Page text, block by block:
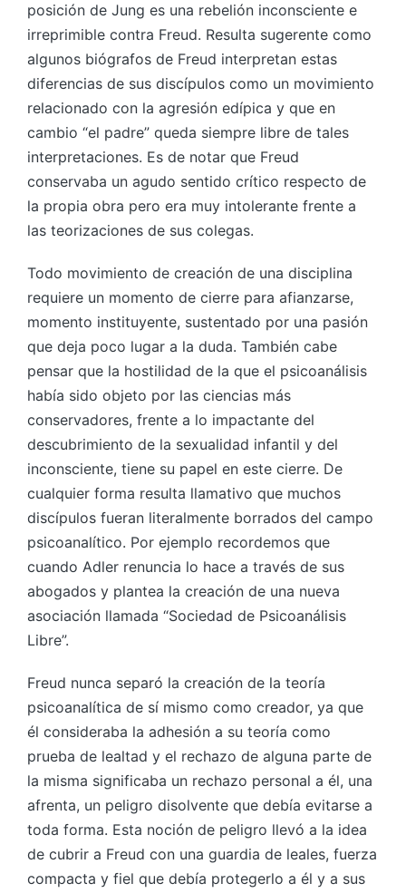
posición de Jung es una rebelión inconsciente e
irreprimible contra Freud. Resulta sugerente como
algunos biógrafos de Freud interpretan estas
diferencias de sus discípulos como un movimiento
relacionado con la agresión edípica y que en
cambio “el padre” queda siempre libre de tales
interpretaciones. Es de notar que Freud
conservaba un agudo sentido crítico respecto de
la propia obra pero era muy intolerante frente a
las teorizaciones de sus colegas.
Todo movimiento de creación de una disciplina
requiere un momento de cierre para afianzarse,
momento instituyente, sustentado por una pasión
que deja poco lugar a la duda. También cabe
pensar que la hostilidad de la que el psicoanálisis
había sido objeto por las ciencias más
conservadores, frente a lo impactante del
descubrimiento de la sexualidad infantil y del
inconsciente, tiene su papel en este cierre. De
cualquier forma resulta llamativo que muchos
discípulos fueran literalmente borrados del campo
psicoanalítico. Por ejemplo recordemos que
cuando Adler renuncia lo hace a través de sus
abogados y plantea la creación de una nueva
asociación llamada “Sociedad de Psicoanálisis
Libre”.
Freud nunca separó la creación de la teoría
psicoanalítica de sí mismo como creador, ya que
él consideraba la adhesión a su teoría como
prueba de lealtad y el rechazo de alguna parte de
la misma significaba un rechazo personal a él, una
afrenta, un peligro disolvente que debía evitarse a
toda forma. Esta noción de peligro llevó a la idea
de cubrir a Freud con una guardia de leales, fuerza
compacta y fiel que debía protegerlo a él y a sus